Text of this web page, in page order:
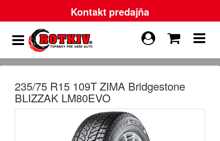
Kontakt predajňa
235/75 R15 109T ZIMA Bridgestone
BLIZZAK LM80EVO